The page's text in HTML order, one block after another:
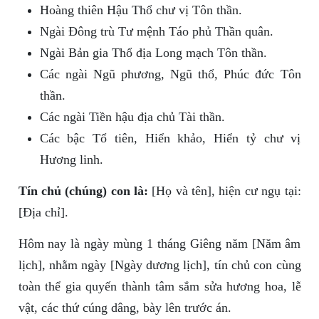
Hoàng thiên Hậu Thổ chư vị Tôn thần.
Ngài Đông trù Tư mệnh Táo phủ Thần quân.
Ngài Bản gia Thổ địa Long mạch Tôn thần.
Các ngài Ngũ phương, Ngũ thổ, Phúc đức Tôn
thần.
Các ngài Tiền hậu địa chủ Tài thần.
Các bậc Tổ tiên, Hiển khảo, Hiển tỷ chư vị
Hương linh.
Tín chủ (chúng) con là: [Họ và tên], hiện cư ngụ tại:
[Địa chỉ].
Hôm nay là ngày mùng 1 tháng Giêng năm [Năm âm
lịch], nhằm ngày [Ngày dương lịch], tín chủ con cùng
toàn thể gia quyến thành tâm sắm sửa hương hoa, lễ
vật, các thứ cúng dâng, bày lên trước án.